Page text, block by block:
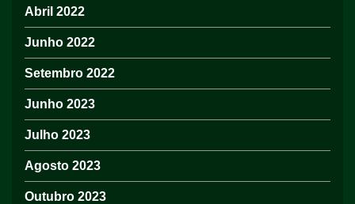
Abril 2022
Junho 2022
Setembro 2022
Junho 2023
Julho 2023
Agosto 2023
Outubro 2023